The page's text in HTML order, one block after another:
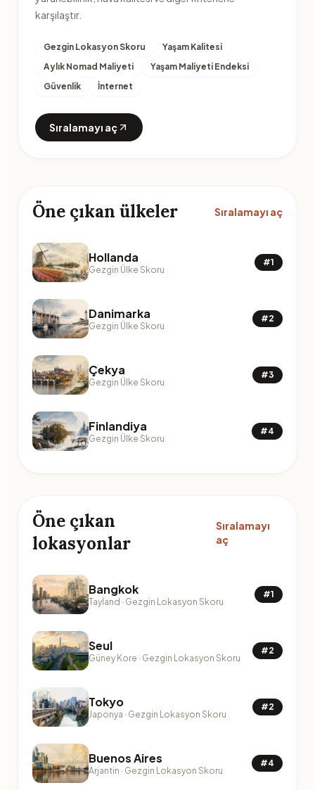
karşılaştır.
Gezgin Lokasyon Skoru
Yaşam Kalitesi
Aylık Nomad Maliyeti
Yaşam Maliyeti Endeksi
Güvenlik
İnternet
Sıralamayı aç
Öne çıkan ülkeler Sıralamayı aç
Hollanda
Gezgin Ülke Skoru
#1
Danimarka
Gezgin Ülke Skoru
#2
Çekya
Gezgin Ülke Skoru
#3
Finlandiya
Gezgin Ülke Skoru
#4
Öne çıkan
lokasyonlar
Sıralamayı
aç
Bangkok
Tayland · Gezgin Lokasyon Skoru
#1
Seul
Güney Kore · Gezgin Lokasyon Skoru
#2
Tokyo
Japonya · Gezgin Lokasyon Skoru
#2
Buenos Aires
Arjantin · Gezgin Lokasyon Skoru
#4